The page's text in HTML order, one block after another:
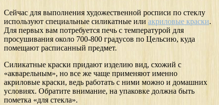
Сейчас для выполнения художественной росписи по стеклу
используют специальные силикатные или акриловые краски.
Для первых вам потребуется печь с температурой для
просушивания около 700-800 градусов по Цельсию, куда
помещают расписанный предмет.
Силикатные краски придают изделию вид, схожий с
«акварельным», но все же чаще применяют именно
акриловые краски, ведь работать с ними можно и домашних
условиях. Обратите внимание, на упаковке должна быть
пометка «для стекла».